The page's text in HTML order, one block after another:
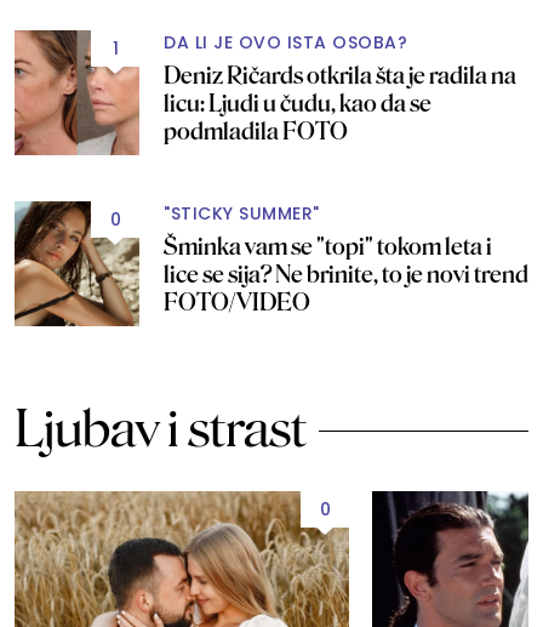
1 DA LI JE OVO ISTA OSOBA?
Deniz Ričards otkrila šta je radila na
licu: Ljudi u čudu, kao da se
podmladila FOTO
0 "STICKY SUMMER"
Šminka vam se "topi" tokom leta i
lice se sija? Ne brinite, to je novi trend
FOTO/VIDEO
Ljubav i strast
0